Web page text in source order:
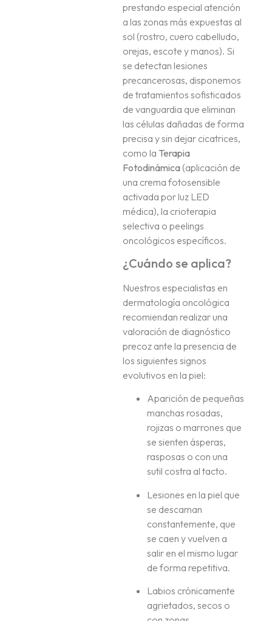
prestando especial atención
a las zonas más expuestas al
sol (rostro, cuero cabelludo,
orejas, escote y manos). Si
se detectan lesiones
precancerosas, disponemos
de tratamientos sofisticados
de vanguardia que eliminan
las células dañadas de forma
precisa y sin dejar cicatrices,
como la Terapia
Fotodinámica(aplicación de
una crema fotosensible
activada por luz LED
médica), la crioterapia
selectiva o peelings
oncológicos específicos.
¿Cuándo se aplica?
Nuestros especialistas en
dermatología oncológica
recomiendan realizar una
valoración de diagnóstico
precoz ante la presencia de
los siguientes signos
evolutivos en la piel:
Aparición de pequeñas
manchas rosadas,
rojizas o marrones que
se sienten ásperas,
rasposas o con una
sutil costra al tacto.
Lesiones en la piel que
se descaman
constantemente, que
se caen y vuelven a
salir en el mismo lugar
de forma repetitiva.
Labios crónicamente
agrietados, secos o